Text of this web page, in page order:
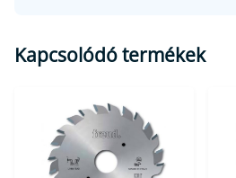
)
m
n
n
y
Kapcsolódó termékek